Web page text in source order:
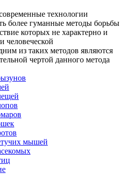
технологии
более гуманные методы борьбы
которых не характерно и
человеческой
из таких методов являются
чертой данного метода
мышей